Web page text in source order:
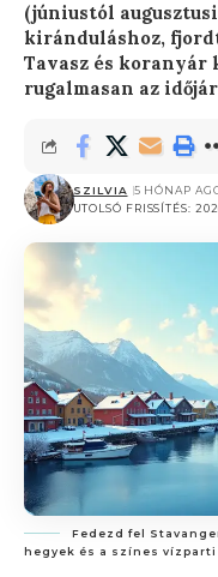
(júniustól
kiránduláshoz,
Tavasz és koranyár
rugalmasan az
UTOLSÓ FRISSÍTÉS:
SZILVIA 5 HÓNAP
Fedezd fel
hegyek és a színes